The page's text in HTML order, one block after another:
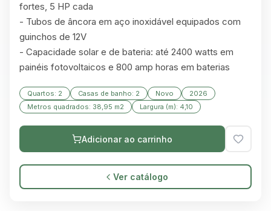
fortes, 5 HP cada
- Tubos de âncora em aço inoxidável equipados com
guinchos de 12V
- Capacidade solar e de bateria: até 2400 watts em
painéis fotovoltaicos e 800 amp horas em baterias
Quartos: 2 Casas de banho: 2 Novo
2026
Metros quadrados: 38,95 m2
Largura (m): 4,10
Adicionar ao carrinho
Ver catálogo